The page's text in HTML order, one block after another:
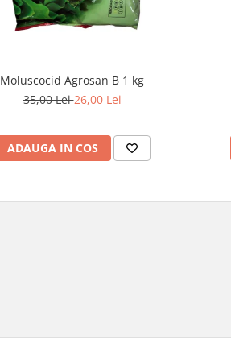
Moluscocid Agrosan B 1 kg
35,00 Lei26,00 Lei
ADAUGA IN COS